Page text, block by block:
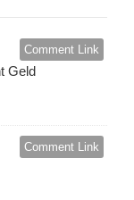
Comment Link
Geld
Comment Link